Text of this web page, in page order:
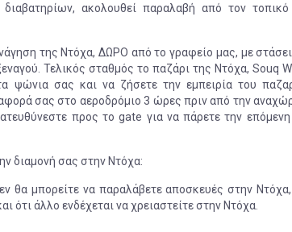
ακολουθεί παραλαβή από τον
της Ντόχα, ΔΩΡΟ από το γραφείο μας, με
Τελικός σταθμός το παζάρι της Ντόχα, Souq
ψώνια σας και να ζήσετε την εμπειρία του
σας στο αεροδρόμιο 3 ώρες πριν από την
προς το gate για να πάρετε την
διαμονή σας στην Ντόχα:
θα μπορείτε να παραλάβετε αποσκευές στην
ότι άλλο ενδέχεται να χρειαστείτε στην Ντόχα.